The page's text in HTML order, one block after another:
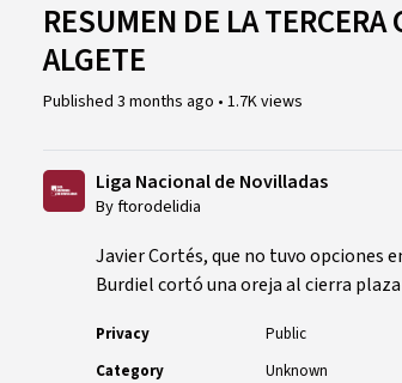
RESUMEN DE LA TERCERA
ALGETE
Published 3 months ago • 1.7K views
Liga Nacional de Novilladas
By ftorodelidia
Javier Cortés, que no tuvo opciones
Burdiel cortó una oreja al cierra
Privacy
Public
Category
Unknown